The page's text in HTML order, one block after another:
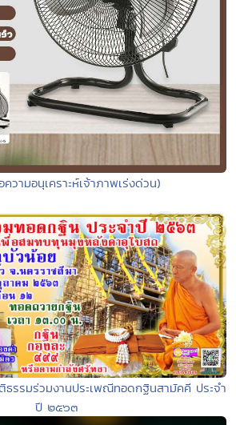
วามอนุเคราะห์เจ้าภาพเร่งด่วน)
รรมร่วมงานประเพณีทอดกฐินสามัคคี ประจำ
ปี ๒๕๖๓